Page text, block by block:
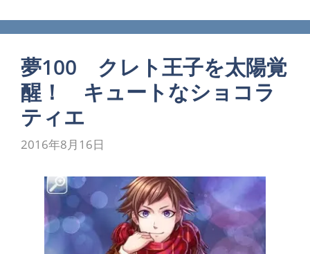
夢100 クレト王子を太陽覚
醒！ キュートなショコラ
ティエ
2016年8月16日